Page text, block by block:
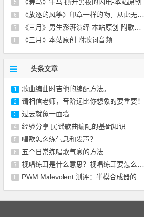
5 《舞马》午马 撕开黑夜的闪电-本站原创
6 《放逐的风筝》印章一样的吻，从此无悲无恨-
7 《三月》男生澎湃演绎 本站原创 附歌词音频
8 《三月》本站原创 附歌词音频
头条文章
1 歌曲编曲时吉他的编配方法。
2 请相信老师，音阶远比你想象的要重要！
3 过去就象一面墙
4 经验分享 民谣歌曲编配的基础知识
5 唱歌怎么练气息和发声？
6 五个日常练唱歌气息的方法
7 视唱练耳是什么意思？视唱练耳要怎么训练？
8 PWM Malevolent 测评：半模合成器的喜悦不是